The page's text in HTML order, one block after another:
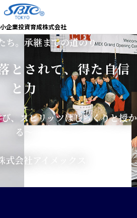
企業投資育成株式会社
ち。承継までの道のり
とされて、得た自信
と力
、スピリッツはじっくりと授か
る～
会社アイメックス